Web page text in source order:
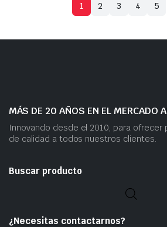
1 2 3 4 5
MÁS DE 20 AÑOS EN EL MERCADO
Innovando desde el 2010, para ofrecer
de calidad a todos nuestros clientes.
Buscar producto
¿Necesitas contactarnos?